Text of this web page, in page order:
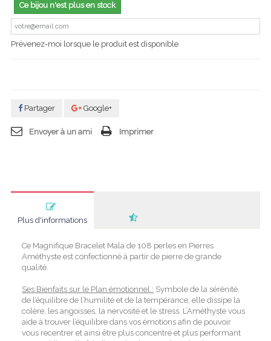
Ce bijou n'est plus en stock
Prévenez-moi lorsque le produit est disponible
Partager Google+
Envoyer à un ami Imprimer
Plus d'informations
Ce Magnifique Bracelet Mala de 108 perles en Pierres
Améthyste est confectionné à partir de pierre de grande
qualité.
Ses Bienfaits sur le Plan émotionnel : Symbole de la sérénité,
de l’équilibre de l’humilité et de la tempérance, elle dissipe la
colère, les angoisses, la nervosité et le stress. L’Améthyste vous
aide à trouver l’équilibre dans vos émotions afin de pouvoir
vous recentrer et ainsi être plus concentré et plus performant